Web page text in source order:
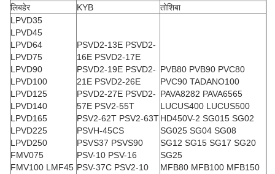
लिबहेर KYB
तोशिबा
LPVD35
LPVD45
LPVD64
LPVD75
LPVD90
LPVD100
LPVD125
LPVD140
LPVD165
LPVD225
LPVD250
FMV075
FMV100 LMF45
PSVD2-13E PSVD2-
16E PSVD2-17E
PSVD2-19E PSVD2-
21E PSVD2-26E
PSVD2-27E PSVD2-
57E PSV2-55T
PSV2-62T PSV2-63T
PSVH-45CS
PSVS37 PSVS90
PSV-10 PSV-16
PSV-37C PSV2-10
PVB80 PVB90 PVC80
PVC90 TADANO100
PAVA8282 PAVA6565
LUCUS400 LUCUS500
HD450V-2 SG015 SG02
SG025 SG04 SG08
SG12 SG15 SG17 SG20
SG25
MFB80 MFB100 MFB150